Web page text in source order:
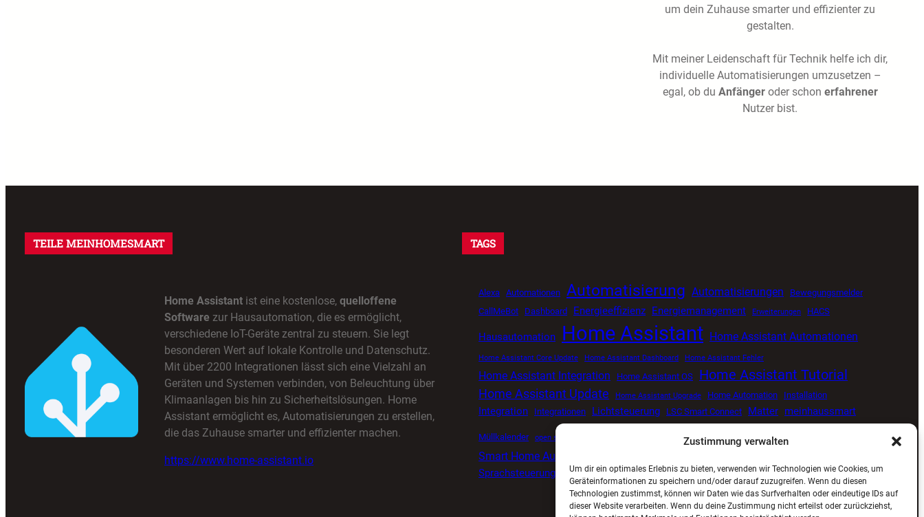
Zustimmung verwalten
Um dir ein optimales Erlebnis zu bieten, verwenden wir Technologien wie Cookies, um
Geräteinformationen zu speichern und/oder darauf zuzugreifen. Wenn du diesen
Technologien zustimmst, können wir Daten wie das Surfverhalten oder eindeutige IDs auf
dieser Website verarbeiten. Wenn du deine Zustimmung nicht erteilst oder zurückziehst,
um dein Zuhause smarter und effizienter zu
gestalten.
Mit meiner Leidenschaft für Technik helfe ich dir,
individuelle Automatisierungen umzusetzen –
egal, ob du Anfängeroder schon erfahrener
Nutzer bist.
TEILE MEINHOMESMART
Home Assistant ist eine kostenlose, quelloffene
Software zur Hausautomation, die es ermöglicht,
verschiedene IoT-Geräte zentral zu steuern. Sie legt
besonderen Wert auf lokale Kontrolle und Datenschutz.
Mit über 2200 Integrationen lässt sich eine Vielzahl an
Geräten und Systemen verbinden, von Beleuchtung über
Klimaanlagen bis hin zu Sicherheitslösungen. Home
Assistant ermöglicht es, Automatisierungen zu erstellen,
die das Zuhause smarter und effizienter machen.
https://www.home-assistant.io
TAGS
Alexa Automationen Automatisierung Automatisierungen
Bewegungsmelder
CallMeBot
Dashboard Energieeffizienz Energiemanagement Erweiterungen HACS
Hausautomation Home Assistant Home Assistant Automationen
Home Assistant Core Update Home Assistant Dashboard Home Assistant Fehler
Home Assistant Integration Home Assistant OS Home Assistant Tutorial
Home Assistant Update Home Assistant Upgrade Home Automation Installation
Integration Integrationen Lichtsteuerung LSC Smart Connect Matter meinhaussmart
Müllkalender open source smart home Senvolon Präsenzmelder Smart Home
Smart Home Automatisierung
Sprachsteuerung
Timer Tuya ViCare Viessmann Wetterdaten Zigbee